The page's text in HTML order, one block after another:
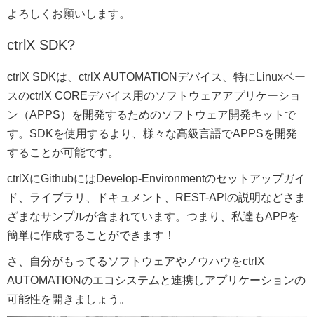
よろしくお願いします。
ctrlX SDK?
ctrlX SDKは、ctrlX AUTOMATIONデバイス、特にLinuxベー
スのctrlX COREデバイス用のソフトウェアアプリケーショ
ン（APPS）を開発するためのソフトウェア開発キットで
す。SDKを使用するより、様々な高級言語でAPPSを開発
することが可能です。
ctrlXにGithubにはDevelop-Environmentのセットアップガイ
ド、ライブラリ、ドキュメント、REST-APIの説明などさま
ざまなサンプルが含まれています。つまり、私達もAPPを
簡単に作成することができます！
さ、自分がもってるソフトウェアやノウハウをctrlX
AUTOMATIONのエコシステムと連携しアプリケーションの
可能性を開きましょう。